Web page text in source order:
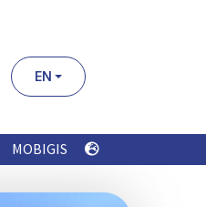
EN
MOBIGIS